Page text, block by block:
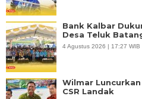
Bank Kalbar
Desa Teluk
4 Agustus 2026 | 17:27 WIB
Wilmar
CSR Landak